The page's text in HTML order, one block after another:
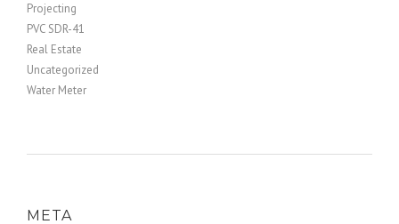
Projecting
PVC SDR-41
Real Estate
Uncategorized
Water Meter
META